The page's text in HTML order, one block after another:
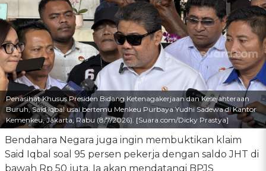
Penasihat Khusus Presiden Bidang Ketenagakerjaan dan Kesejahteraan
Buruh, Said Iqbal usai bertemu Menkeu Purbaya Yudhi Sadewa di Kantor
Kemenkeu, Jakarta, Rabu (8/7/2026). [Suara.com/Dicky Prastya]
Bendahara Negara juga ingin membuktikan klaim
Said Iqbal soal 95 persen pekerja dengan saldo JHT di
bawah Rp 50 juta. Ia akan mendatangi BPJS